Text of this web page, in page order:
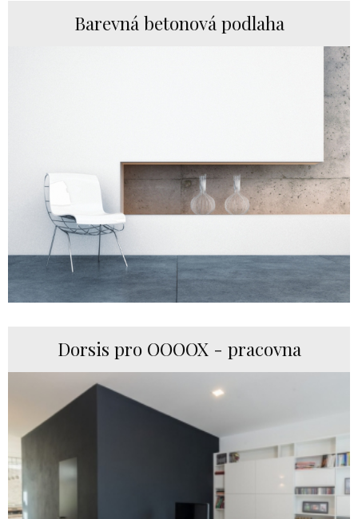
Barevná betonová podlaha
Dorsis pro OOOOX - pracovna